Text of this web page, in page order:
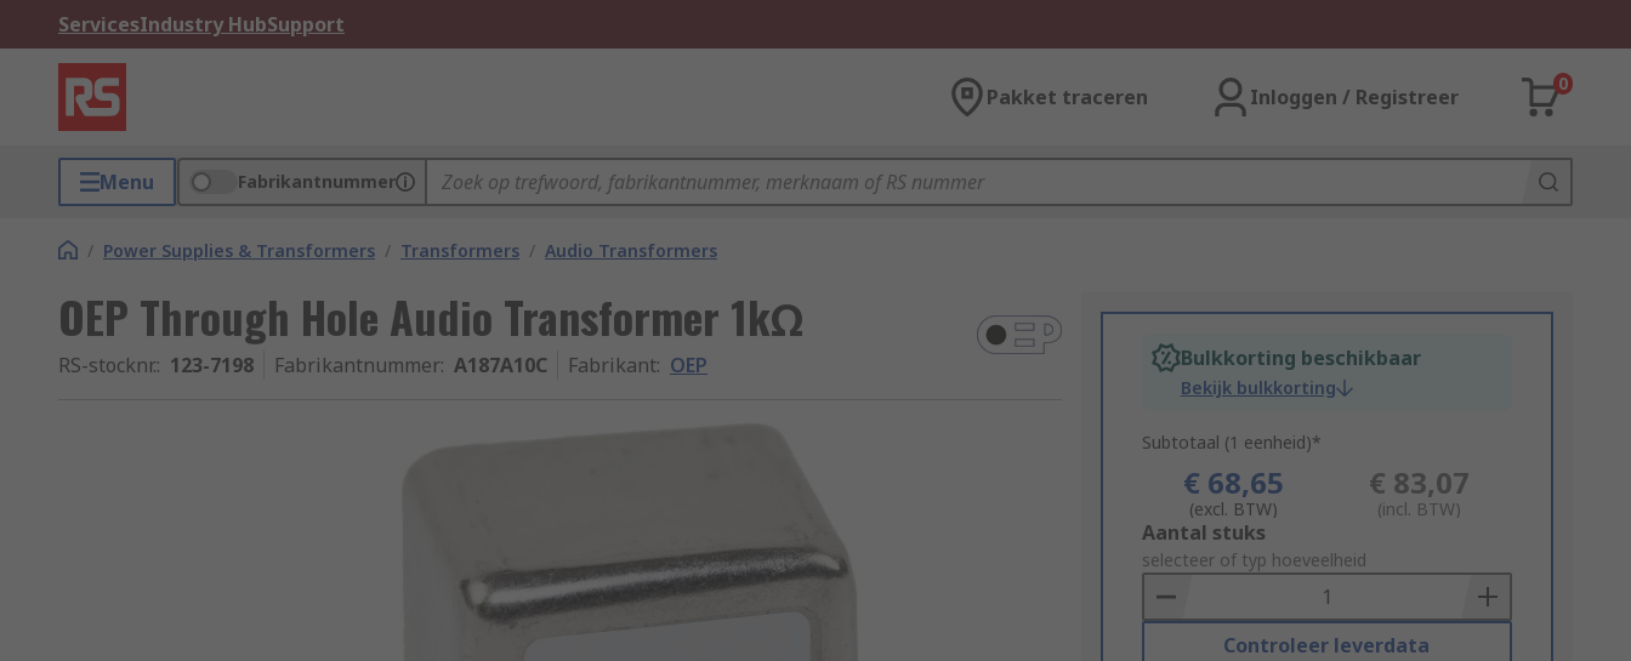
ServicesIndustry HubSupport
Pakket traceren Inloggen / Registreer
0
Menu Fabrikantnummer
/ Power Supplies & Transformers / Transformers / Audio Transformers
OEP Through Hole Audio Transformer 1kΩ
RS-stocknr.: 123-7198 Fabrikantnummer: A187A10C Fabrikant: OEP Bulkkorting beschikbaar
Bekijk bulkkorting
Subtotaal (1 eenheid)*
€ 68,65
(excl. BTW)
€ 83,07
(incl. BTW)
Add
to
Basket
Aantal stuks
selecteer of typ hoeveelheid
Controleer leverdata